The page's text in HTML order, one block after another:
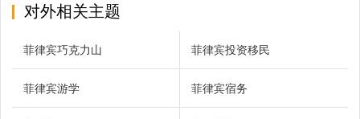
对外相关主题
菲律宾巧克力山 菲律宾投资移民
菲律宾游学 菲律宾宿务